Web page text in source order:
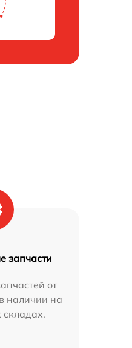
запчасти
от
наличии на
складах.